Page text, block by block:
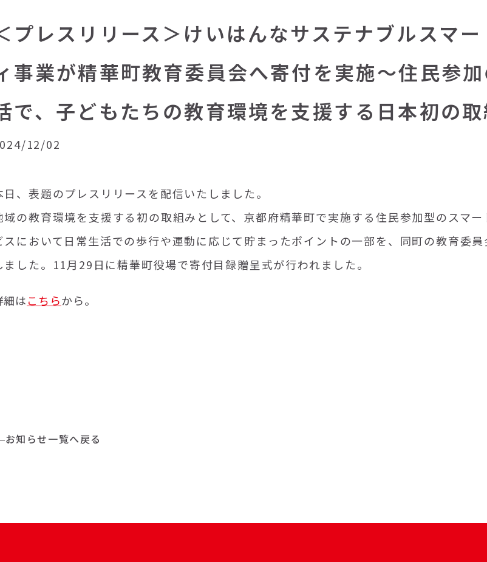
プレスリリース＞けいはんなサステナブルスマー
事業が精華町教育委員会へ寄付を実施～住民参
で、子どもたちの教育環境を支援する日本初の取
12/02
日、表題のプレスリリースを配信いたしました。
域の教育環境を支援する初の取組みとして、京都府精華町で実施する住民参加型のスマー
スにおいて日常生活での歩行や運動に応じて貯まったポイントの一部を、同町の教育委
ました。11月29日に精華町役場で寄付目録贈呈式が行われました。
細はこちらから。
お知らせ一覧へ戻る